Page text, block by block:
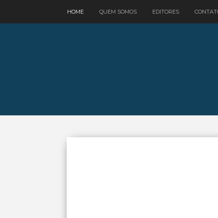
HOME QUEM SOMOS EDITORES